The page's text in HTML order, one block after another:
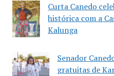
Curta Canedo
histórica com a
Kalunga
Senador
gratuitas de